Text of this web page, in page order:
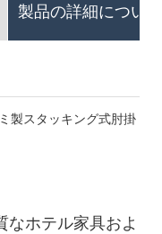
製品の詳細につい
なホテル家具およ